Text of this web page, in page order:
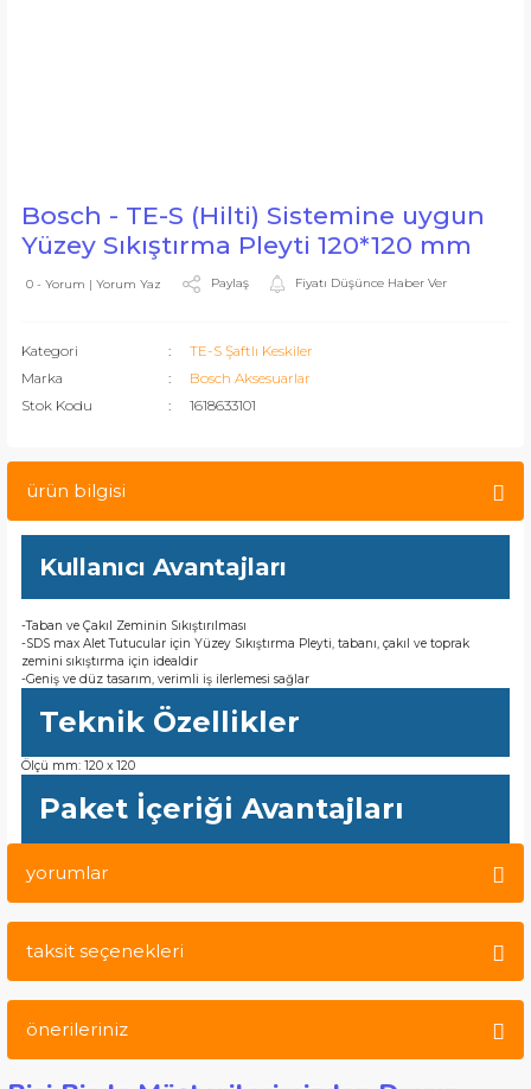
Bosch - TE-S (Hilti) Sistemine uygun
Yüzey Sıkıştırma Pleyti 120*120 mm
0 - Yorum | Yorum Yaz Paylaş Fiyatı Düşünce Haber Ver
Kategori
TE-S Şaftlı Keskiler
Marka
Bosch Aksesuarlar
Stok Kodu
1618633101
ürün bilgisi
Kullanıcı Avantajları
-Taban ve Çakıl Zeminin Sıkıştırılması
-SDS max Alet Tutucular için Yüzey Sıkıştırma Pleyti, tabanı, çakıl ve toprak
zemini sıkıştırma için idealdir
-Geniş ve düz tasarım, verimli iş ilerlemesi sağlar
Teknik Özellikler
Ölçü mm: 120 x 120
Paket İçeriği Avantajları
yorumlar
taksit seçenekleri
önerileriniz
Bu ürünün fiyat bilgisi, resim, ürün açıklamalarında ve diğer